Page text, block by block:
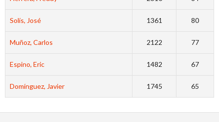
Solís, José 1361 80
Muñoz, Carlos 2122 77
Espino, Eric 1482 67
Domínguez, Javier 1745 65